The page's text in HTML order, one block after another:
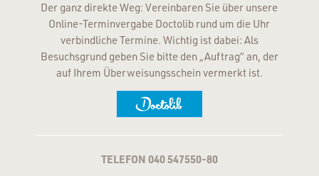
Der ganz direkte Weg: Vereinbaren Sie über unsere
Online-Terminvergabe Doctolib rund um die Uhr
verbindliche Termine. Wichtig ist dabei: Als
Besuchsgrund geben Sie bitte den „Auftrag“ an, der
auf Ihrem Überweisungsschein vermerkt ist.
TELEFON 040 547550-80